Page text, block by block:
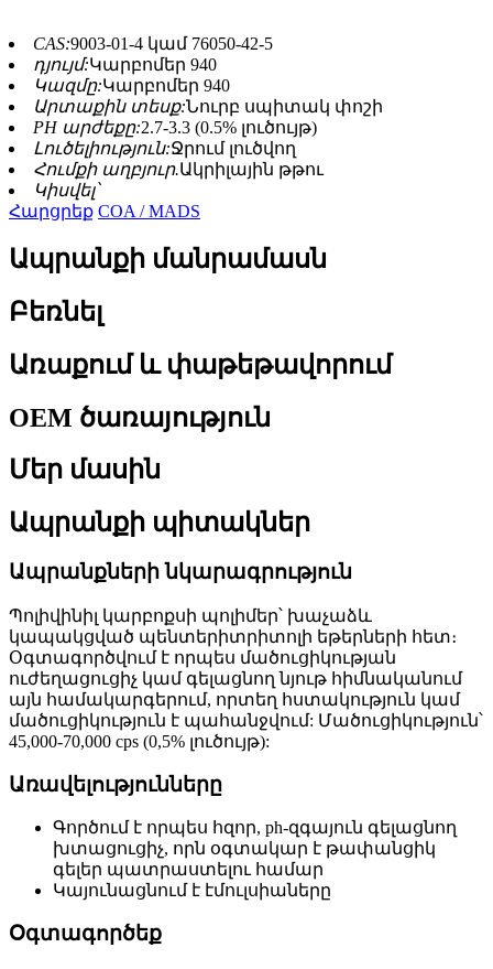
CAS:9003-01-4 կամ 76050-42-5
դյույմ:Կարբոմեր 940
Կազմը:Կարբոմեր 940
Արտաքին տեսք:Նուրբ սպիտակ փոշի
PH արժեքը:2.7-3.3 (0.5% լուծույթ)
Լուծելիություն:Ջրում լուծվող
Հումքի աղբյուր.Ակրիլային թթու
Կիսվել՝
Հարցրեք COA / MADS
Ապրանքի մանրամասն
Բեռնել
Առաքում և փաթեթավորում
OEM ծառայություն
Մեր մասին
Ապրանքի պիտակներ
Ապրանքների նկարագրություն
Պոլիվինիլ կարբոքսի պոլիմեր՝ խաչաձև
կապակցված պենտերիտրիտոլի եթերների հետ։
Օգտագործվում է որպես մածուցիկության
ուժեղացուցիչ կամ գելացնող նյութ հիմնականում
այն ​​համակարգերում, որտեղ հստակություն կամ
մածուցիկություն է պահանջվում: Մածուցիկություն՝
45,000-70,000 cps (0,5% լուծույթ):
Առավելությունները
Գործում է որպես հզոր, ph-զգայուն գելացնող
խտացուցիչ, որն օգտակար է թափանցիկ
գելեր պատրաստելու համար
Կայունացնում է էմուլսիաները
Օգտագործեք